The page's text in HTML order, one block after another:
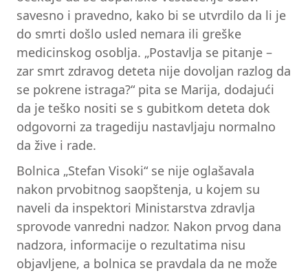
savesno i pravedno, kako bi se utvrdilo da li je
do smrti došlo usled nemara ili greške
medicinskog osoblja. „Postavlja se pitanje –
zar smrt zdravog deteta nije dovoljan razlog da
se pokrene istraga?“ pita se Marija, dodajući
da je teško nositi se s gubitkom deteta dok
odgovorni za tragediju nastavljaju normalno
da žive i rade.
Bolnica „Stefan Visoki“ se nije oglašavala
nakon prvobitnog saopštenja, u kojem su
naveli da inspektori Ministarstva zdravlja
sprovode vanredni nadzor. Nakon prvog dana
nadzora, informacije o rezultatima nisu
objavljene, a bolnica se pravdala da ne može